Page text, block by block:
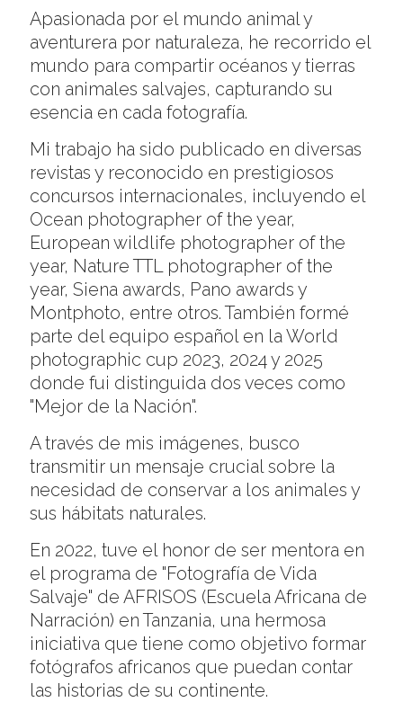
Apasionada por el mundo animal y
aventurera por naturaleza, he recorrido el
mundo para compartir océanos y tierras
con animales salvajes, capturando su
esencia en cada fotografía.
Mi trabajo ha sido publicado en diversas
revistas y reconocido en prestigiosos
concursos internacionales, incluyendo el
Ocean photographer of the year,
European wildlife photographer of the
year, Nature TTL photographer of the
year, Siena awards, Pano awards y
Montphoto, entre otros. También formé
parte del equipo español en la World
photographic cup 2023, 2024 y 2025
donde fui distinguida dos veces como
"Mejor de la Nación".
A través de mis imágenes, busco
transmitir un mensaje crucial sobre la
necesidad de conservar a los animales y
sus hábitats naturales.
En 2022, tuve el honor de ser mentora en
el programa de "Fotografía de Vida
Salvaje" de AFRISOS (Escuela Africana de
Narración) en Tanzania, una hermosa
iniciativa que tiene como objetivo formar
fotógrafos africanos que puedan contar
las historias de su continente.